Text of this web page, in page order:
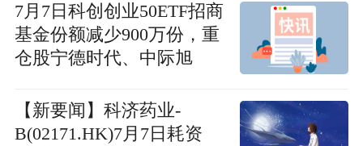
7月7日科创创业50ETF招商
基金份额减少900万份，重
仓股宁德时代、中际旭
【新要闻】科济药业-
B(02171.HK)7月7日耗资